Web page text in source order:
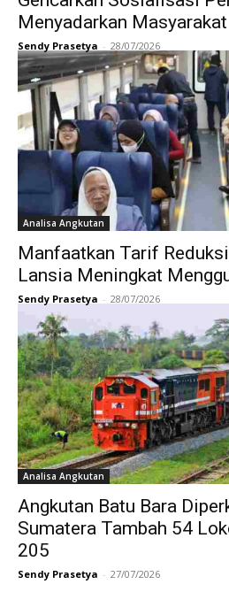
Menyadarkan Masyarakat
Sendy Prasetya - 28/07/2026
Analisa Angkutan
Manfaatkan Tarif
Lansia Meningkat
Sendy Prasetya - 28/07/2026
Analisa Angkutan
Angkutan Batu Bara
Sumatera Tambah 54
205
Sendy Prasetya - 27/07/2026